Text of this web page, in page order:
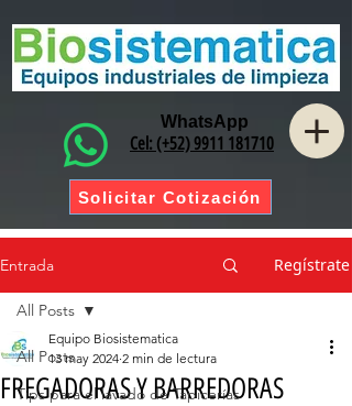
Solicitar Cotización
Cel: (+52) 9911 181710
WhatsApp
Entrada Regístrate
All Posts
Tips para el lavado de Tapicerías
All Posts
FREGADORAS Y BARREDORAS
Equipo Biosistematica
13 may 2024 2 min de lectura